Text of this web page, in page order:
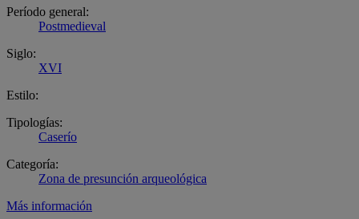
Período general:
Postmedieval
Siglo:
XVI
Estilo:
Tipologías:
Caserío
Categoría:
Zona de presunción arqueológica
Más información